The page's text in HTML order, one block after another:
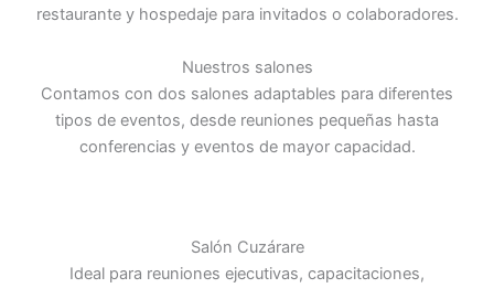
restaurante y hospedaje para invitados o colaboradores.
Nuestros salones
Contamos con dos salones adaptables para diferentes
tipos de eventos, desde reuniones pequeñas hasta
conferencias y eventos de mayor capacidad.
Salón Cuzárare
Ideal para reuniones ejecutivas, capacitaciones,